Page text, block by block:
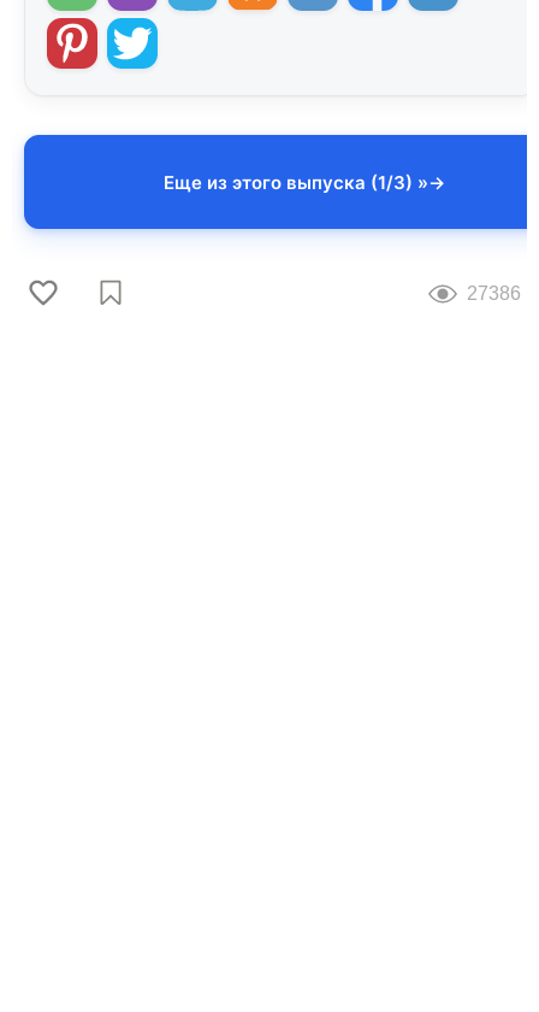
Еще из этого выпуска (1/3) »
27386